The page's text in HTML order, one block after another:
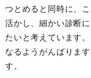
つとめると同時に、
活かし、細かい診断
たいと考えています
なるようがんばりま
す。